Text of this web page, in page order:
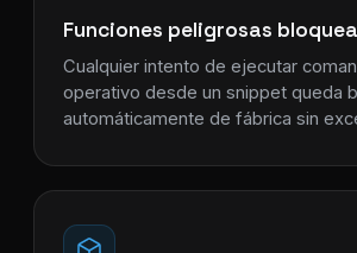
Funciones peligrosas
Cualquier intento de ejecutar
operativo desde un snippet queda
automáticamente de fábrica sin